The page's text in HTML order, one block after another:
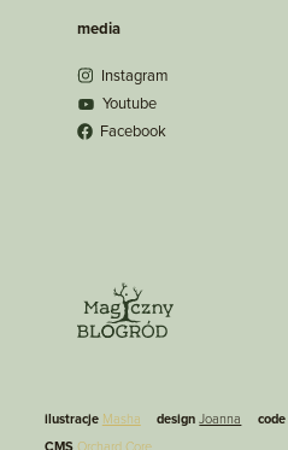
media
Instagram
Youtube
Facebook
ilustracje Masha designJoanna code
CMSOrchard Core